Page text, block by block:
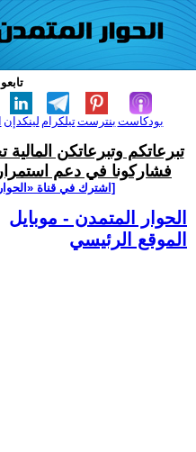
لينكدإن تيلكرامبنترست بودكاست
تبرعاتكم وتبرعاتكن
فشاركونا في دعم
[اشترك في قناة
الحوار المتمدن - موبايل
الموقع الرئيسي